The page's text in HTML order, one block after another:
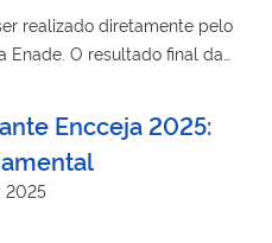
realizado diretamente pelo
Enade. O resultado final da
Encceja 2025:
2025